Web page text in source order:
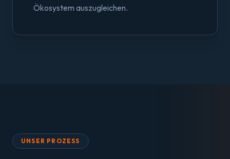
Ökosystem auszugleichen.
UNSER PROZESS